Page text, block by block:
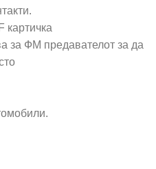
картичка
за ФМ предавателот за да